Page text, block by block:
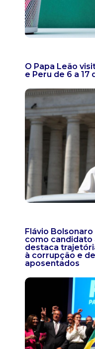
O Papa Leão
e Peru de 6 a 17
Flávio
como candidato
destaca
à corrupção e
aposentados